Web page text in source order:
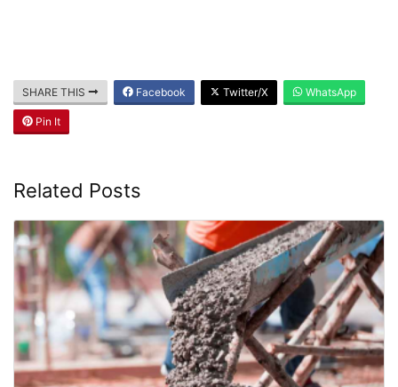
SHARE THIS Facebook Twitter/X WhatsApp
Pin It
Related Posts